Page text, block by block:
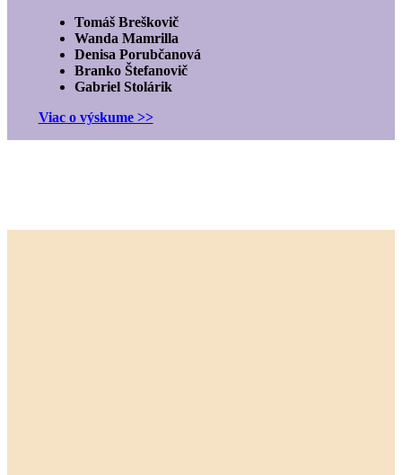
Tomáš Breškovič
Wanda Mamrilla
Denisa Porubčanová
Branko Štefanovič
Gabriel Stolárik
Viac o výskume >>